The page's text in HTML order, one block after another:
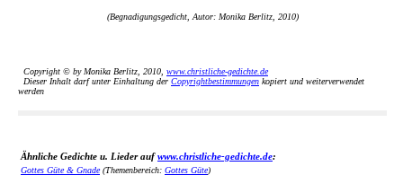
(Begnadigungsgedicht, Autor: Monika Berlitz, 2010)
Copyright © by Monika Berlitz, 2010, www.christliche-gedichte.de
Dieser Inhalt darf unter Einhaltung der Copyrightbestimmungen kopiert und weiterverwendet
werden
Ähnliche Gedichte u. Lieder aufwww.christliche-gedichte.de:
Gottes Güte & Gnade(Themenbereich: Gottes Güte)